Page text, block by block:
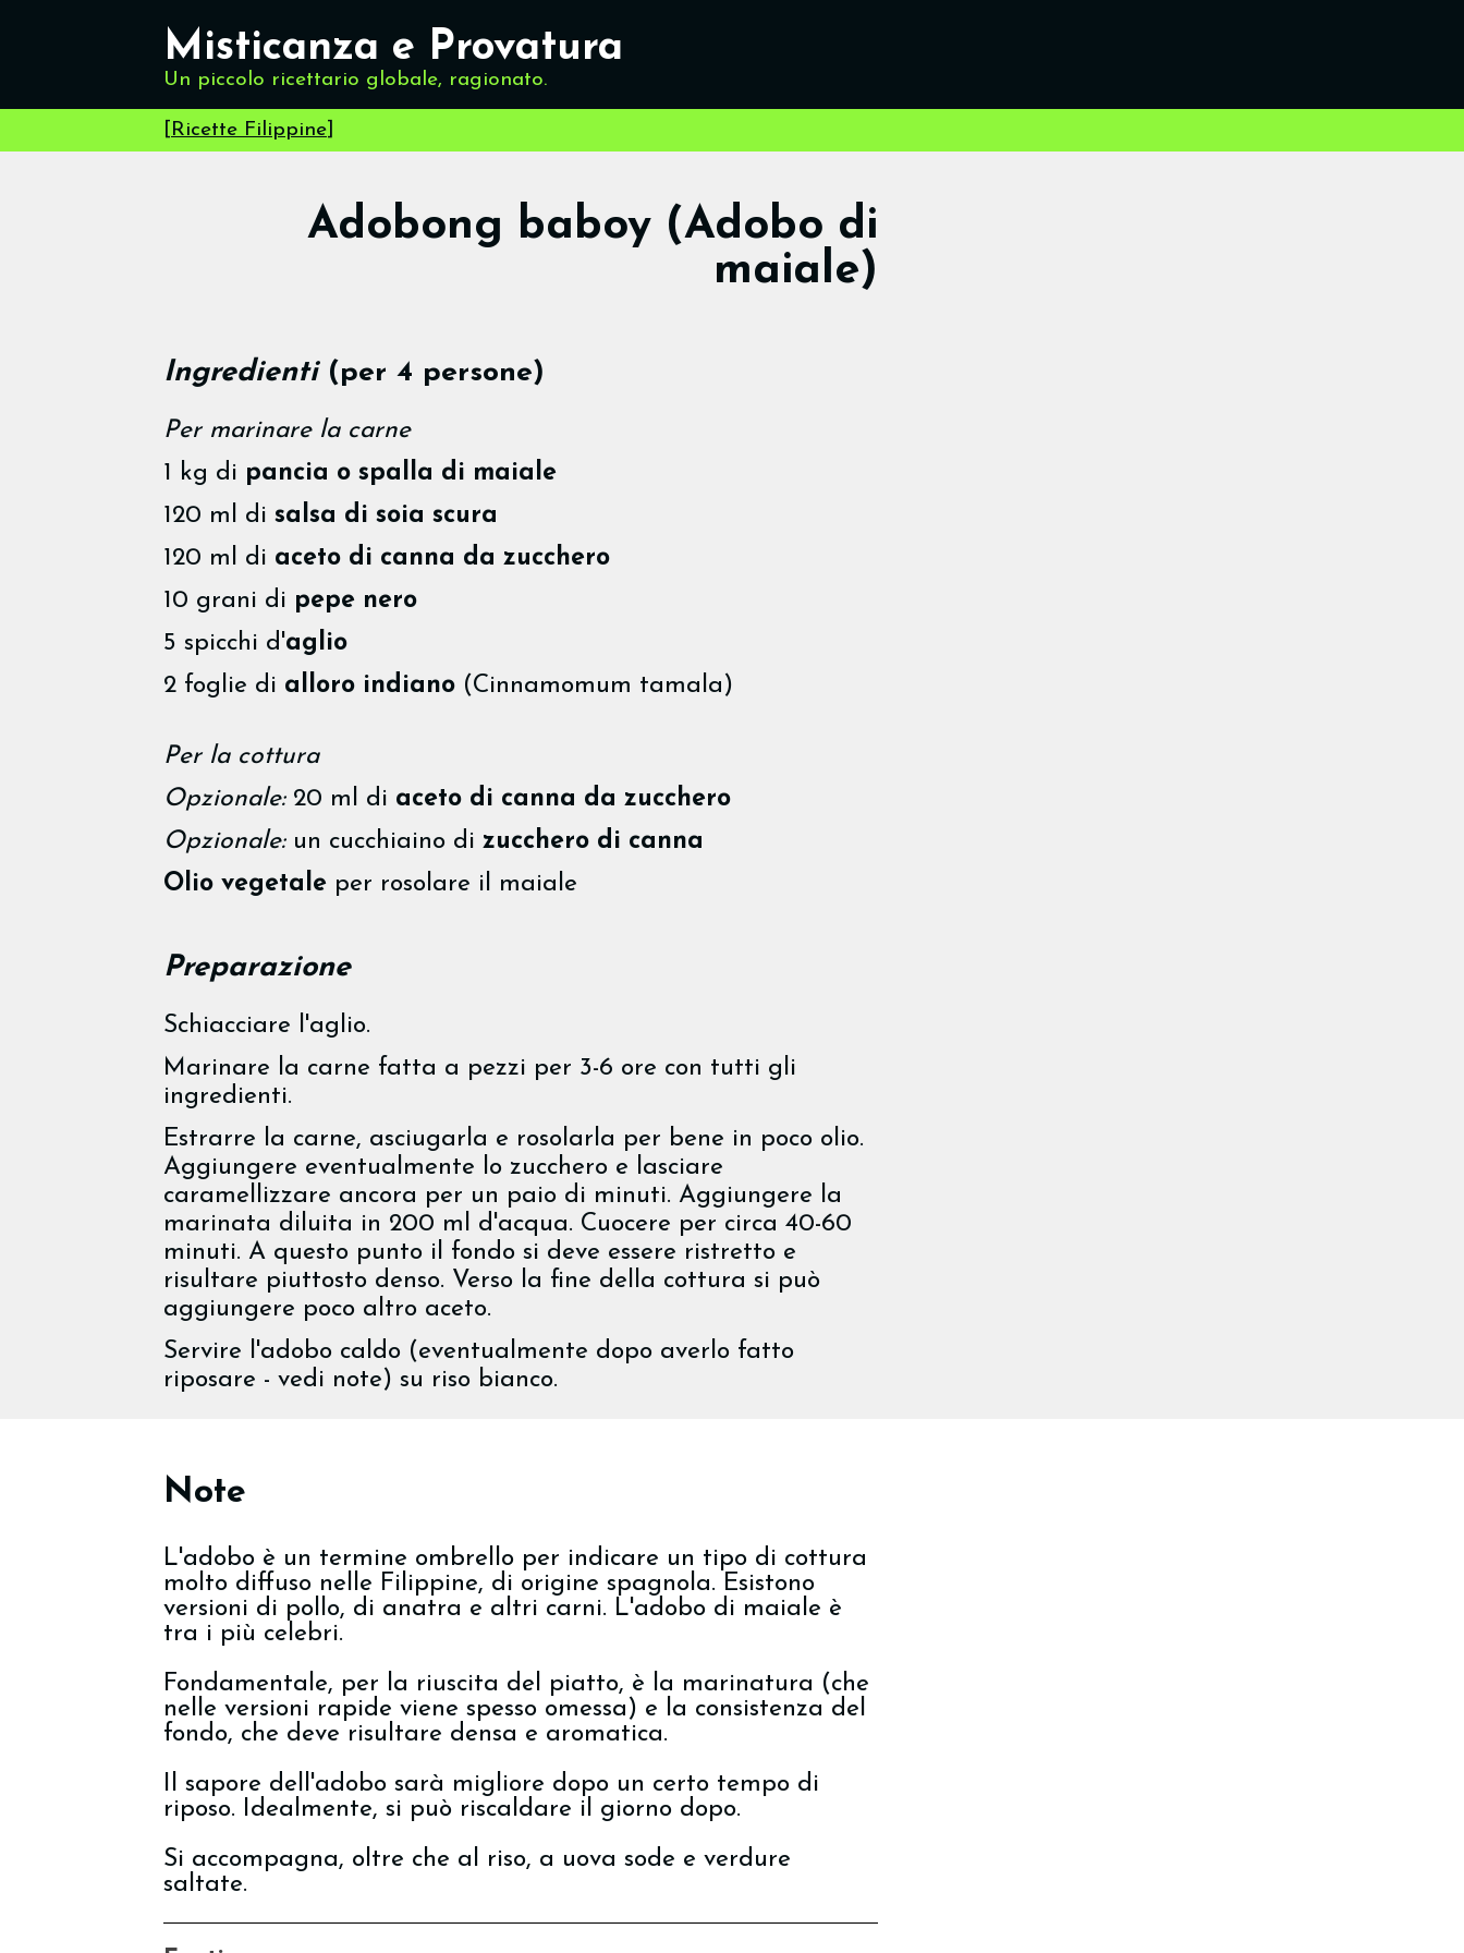
Misticanza e Provatura
Un piccolo ricettario globale, ragionato.
[Ricette Filippine]
Adobong baboy (Adobo di
maiale)
Ingredienti(per 4 persone)
Per marinare la carne
1 kg di pancia o spalla di maiale
120 ml di salsa di soia scura
120 ml di aceto di canna da zucchero
10 grani di pepe nero
5 spicchi d'aglio
2 foglie di alloro indiano (Cinnamomum tamala)
Per la cottura
Opzionale:20 ml di aceto di canna da zucchero
Opzionale:un cucchiaino di zucchero di canna
Olio vegetale per rosolare il maiale
Preparazione
Schiacciare l'aglio.
Marinare la carne fatta a pezzi per 3-6 ore con tutti gli
ingredienti.
Estrarre la carne, asciugarla e rosolarla per bene in poco olio.
Aggiungere eventualmente lo zucchero e lasciare
caramellizzare ancora per un paio di minuti. Aggiungere la
marinata diluita in 200 ml d'acqua. Cuocere per circa 40-60
minuti. A questo punto il fondo si deve essere ristretto e
risultare piuttosto denso. Verso la fine della cottura si può
aggiungere poco altro aceto.
Servire l'adobo caldo (eventualmente dopo averlo fatto
riposare - vedi note) su riso bianco.
Note
L'adobo è un termine ombrello per indicare un tipo di cottura
molto diffuso nelle Filippine, di origine spagnola. Esistono
versioni di pollo, di anatra e altri carni. L'adobo di maiale è
tra i più celebri.
Fondamentale, per la riuscita del piatto, è la marinatura (che
nelle versioni rapide viene spesso omessa) e la consistenza del
fondo, che deve risultare densa e aromatica.
Il sapore dell'adobo sarà migliore dopo un certo tempo di
riposo. Idealmente, si può riscaldare il giorno dopo.
Si accompagna, oltre che al riso, a uova sode e verdure
saltate.